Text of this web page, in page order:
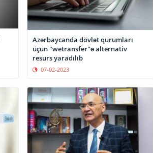
Azərbaycanda dövlət qurumları
üçün "wetransfer"ə alternativ
resurs yaradılıb
07-02-2023